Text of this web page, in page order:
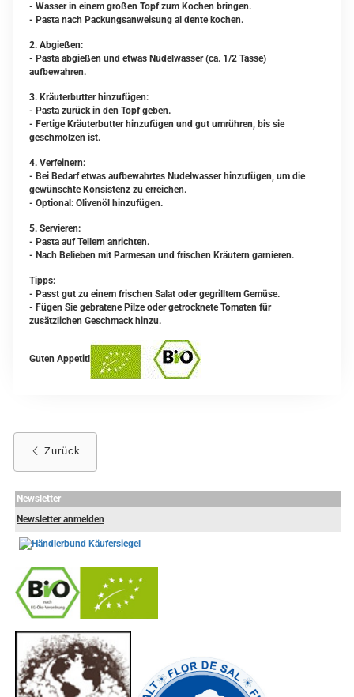
- Wasser in einem großen Topf zum Kochen bringen.
- Pasta nach Packungsanweisung al dente kochen.
2. Abgießen:
- Pasta abgießen und etwas Nudelwasser (ca. 1/2 Tasse)
aufbewahren.
3. Kräuterbutter hinzufügen:
- Pasta zurück in den Topf geben.
- Fertige Kräuterbutter hinzufügen und gut umrühren, bis sie
geschmolzen ist.
4. Verfeinern:
- Bei Bedarf etwas aufbewahrtes Nudelwasser hinzufügen, um die
gewünschte Konsistenz zu erreichen.
- Optional: Olivenöl hinzufügen.
5. Servieren:
- Pasta auf Tellern anrichten.
- Nach Belieben mit Parmesan und frischen Kräutern garnieren.
Tipps:
- Passt gut zu einem frischen Salat oder gegrilltem Gemüse.
- Fügen Sie gebratene Pilze oder getrocknete Tomaten für
zusätzlichen Geschmack hinzu.
Guten Appetit!
Zurück
Newsletter
Newsletter anmelden